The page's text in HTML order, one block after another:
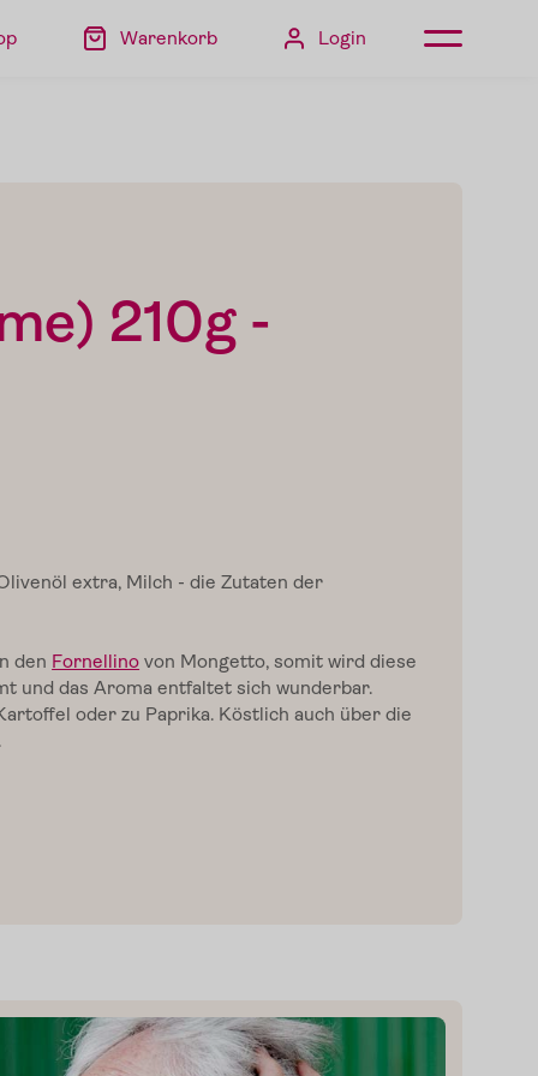
Warenkorb Login
210g -
extra, Milch - die Zutaten der
den Fornellino von Mongetto, somit wird diese
und das Aroma entfaltet sich wunderbar.
oder zu Paprika. Köstlich auch über die